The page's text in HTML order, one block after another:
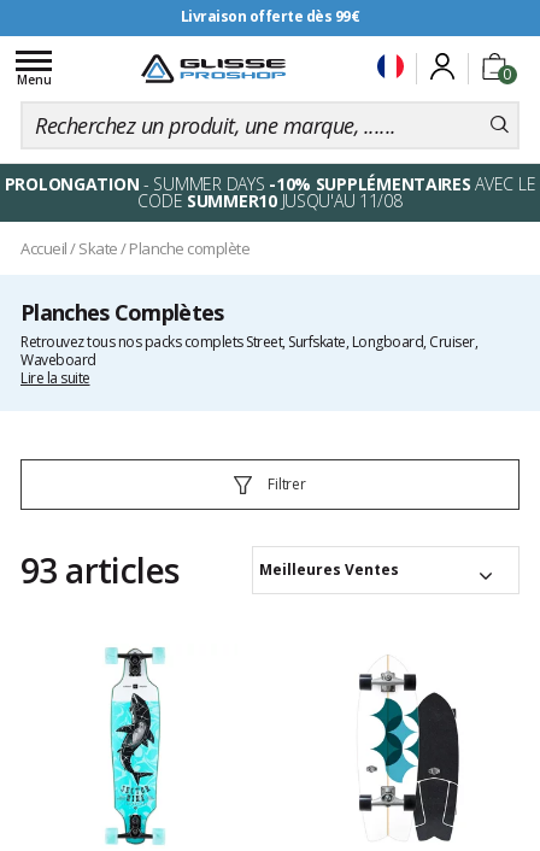
Livraison offerte dès 99€
0
Toggle
navigation
Menu
PROLONGATION - SUMMER DAYS -10% SUPPLÉMENTAIRES AVEC LE
CODE SUMMER10JUSQU'AU 11/08
Accueil/Skate/Planche complète
Planches Complètes
Retrouvez tous nos packs complets Street, Surfskate, Longboard, Cruiser,
Waveboard
Lire la suite
Filtrer
93 articles Meilleures Ventes